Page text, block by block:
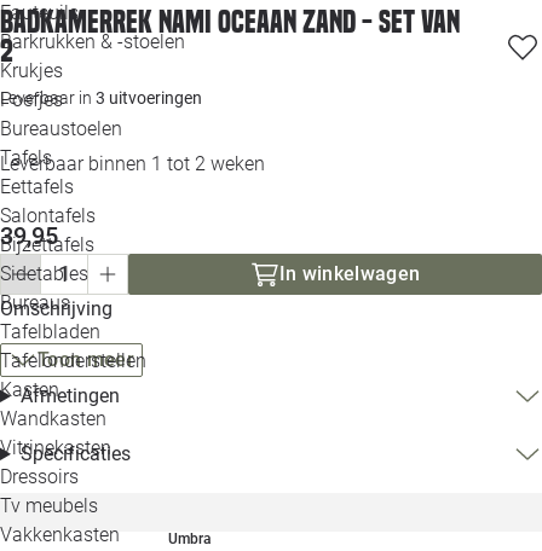
Fauteuils
Barkrukken & -stoelen
Krukjes
Poefjes
Bureaustoelen
Tafels
Eettafels
Salontafels
Bijzettafels
Sidetables
Bureaus
Tafelbladen
Tafelonderstellen
Kasten
Wandkasten
Vitrinekasten
Dressoirs
Tv meubels
Vakkenkasten
Badkamerrek Nami oceaan zand - set van
2
Leverbaar in 3 uitvoeringen
Leverbaar binnen 1 tot 2 weken
39,95
In winkelwagen
Omschrijving
Toon meer
Afmetingen
Specificaties
Umbra